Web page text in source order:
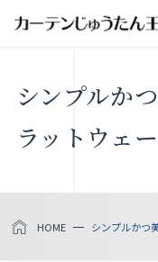
会社案内
メディア掲載
シンプルか
ラットウェ
HOME シンプルかつ